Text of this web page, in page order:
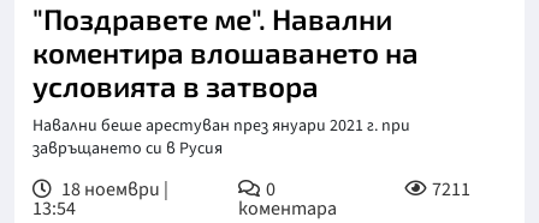
"Поздравете ме". Навални
коментира влошаването на
условията в затвора
Навални беше арестуван през януари 2021 г. при
завръщането си в Русия
18 ноември |
13:54
0
коментара
7211